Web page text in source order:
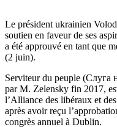
Le président ukrainien
soutien en faveur de ses
a été approuvé en tant que
(2 juin).
Serviteur du peuple (Слуга
par M. Zelensky fin 2017,
l’Alliance des libéraux et
après avoir reçu
congrès annuel à Dublin.